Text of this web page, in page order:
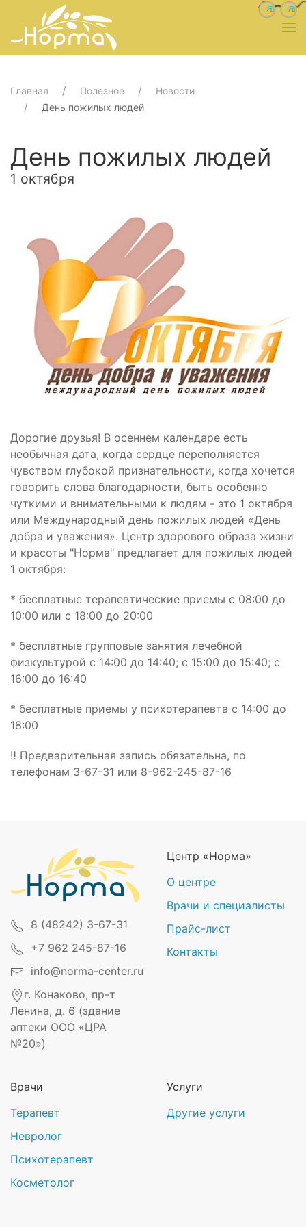
Главная Полезное
Новости
День пожилых людей
День пожилых людей
1 октября
Дорогие друзья! В осеннем календаре есть
необычная дата, когда сердце переполняется
чувством глубокой признательности, когда хочется
говорить слова благодарности, быть особенно
чуткими и внимательными к людям - это 1 октября
или Международный день пожилых людей «День
добра и уважения». Центр здорового образа жизни
и красоты "Норма" предлагает для пожилых людей
1 октября:
* бесплатные терапевтические приемы с 08:00 до
10:00 или с 18:00 до 20:00
* бесплатные групповые занятия лечебной
физкультурой с 14:00 до 14:40; с 15:00 до 15:40; с
16:00 до 16:40
* бесплатные приемы у психотерапевта с 14:00 до
18:00
‼ Предварительная запись обязательна, по
телефонам 3-67-31 или 8-962-245-87-16
8 (48242) 3-67-31
+7 962 245-87-16
info@norma-center.ru
г. Конаково, пр-т
Ленина, д. 6 (здание
аптеки ООО «ЦРА
№20»)
Центр «Норма»
О центре
Врачи и специалисты
Прайс-лист
Контакты
Врачи
Терапевт
Невролог
Психотерапевт
Косметолог
Услуги
Другие услуги